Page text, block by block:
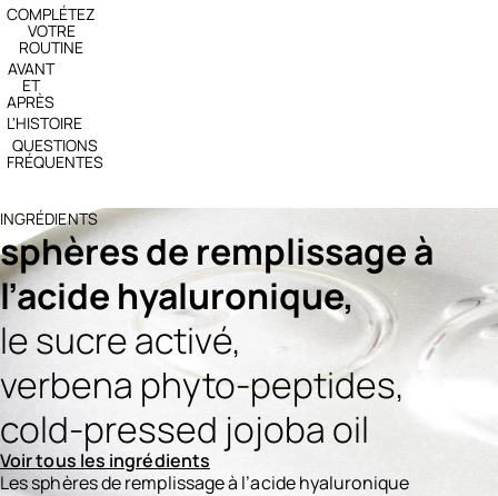
COMPLÉTEZ
VOTRE
ROUTINE
AVANT
ET
APRÈS
L'HISTOIRE
QUESTIONS
FRÉQUENTES
INGRÉDIENTS
sphères de remplissage à
l’acide hyaluronique,
le sucre activé,
verbena phyto-peptides,
cold-pressed jojoba oil
Voir tous les ingrédients
Les sphères de remplissage à l’acide hyaluronique